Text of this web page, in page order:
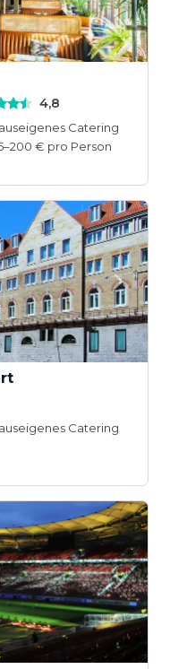
4,8
Catering
€ pro Person
Catering